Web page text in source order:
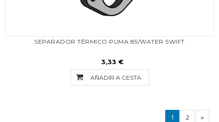
SEPARADOR TÉRMICO PUMA 85/WATER SWIFT
3,33 €
AÑADIR A CESTA
1 2 »